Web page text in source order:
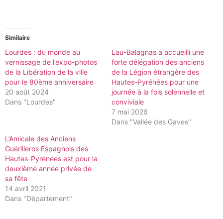
Similaire
Lourdes : du monde au
vernissage de l’expo-photos
de la Libération de la ville
pour le 80ème anniversaire
20 août 2024
Dans "Lourdes"
Lau-Balagnas a accueilli une
forte délégation des anciens
de la Légion étrangère des
Hautes-Pyrénées pour une
journée à la fois solennelle et
conviviale
7 mai 2026
Dans "Vallée des Gaves"
L’Amicale des Anciens
Guérilleros Espagnols des
Hautes-Pyrénées est pour la
deuxième année privée de
sa fête
14 avril 2021
Dans "Département"